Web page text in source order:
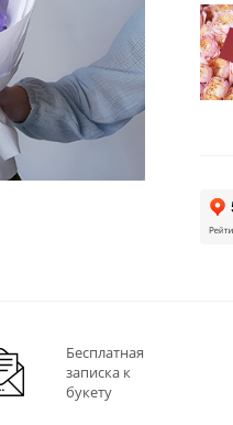
Бесплатная
записка к
букету